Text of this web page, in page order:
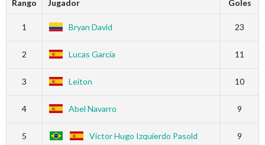
Rango Jugador Goles
1 Bryan David 23
2 Lucas García 11
3 Leiton 10
4 Abel Navarro 9
5 Víctor Hugo Izquierdo Pasold 9